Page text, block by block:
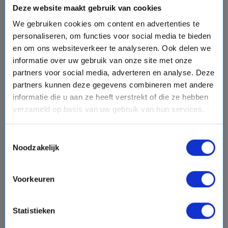
Deze website maakt gebruik van cookies
We gebruiken cookies om content en advertenties te
personaliseren, om functies voor social media te bieden
en om ons websiteverkeer te analyseren. Ook delen we
informatie over uw gebruik van onze site met onze
partners voor social media, adverteren en analyse. Deze
partners kunnen deze gegevens combineren met andere
informatie die u aan ze heeft verstrekt of die ze hebben
verzameld op basis van uw gebruik van hun services.
Noodzakelijk
Voorkeuren
Statistieken
Bekijk cruisechevron_right
sell All Inclusive - Met hoge kortingen
#Nieuwe schepen
favorite
chevron_right
8 daagse West-Middellandse Zee cruise met de